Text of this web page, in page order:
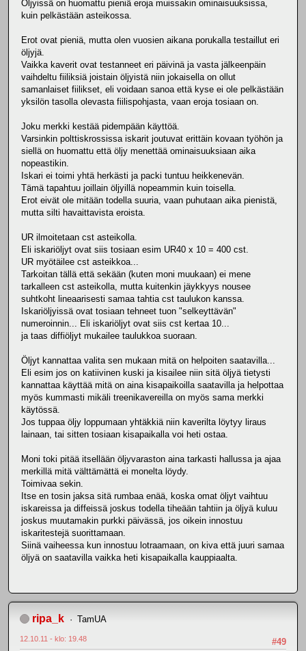
Öljyissä on huomattu pieniä eroja muissakin ominaisuuksissa,
kuin pelkästään asteikossa.
Erot ovat pieniä, mutta olen vuosien aikana porukalla testaillut eri
öljyjä.
Vaikka kaverit ovat testanneet eri päivinä ja vasta jälkeenpäin
vaihdeltu fiiliksiä joistain öljyistä niin jokaisella on ollut
samanlaiset fiilikset, eli voidaan sanoa että kyse ei ole pelkästään
yksilön tasolla olevasta fiilispohjasta, vaan eroja tosiaan on.
Joku merkki kestää pidempään käyttöä.
Varsinkin polttiskrossissa iskarit joutuvat erittäin kovaan työhön ja
siellä on huomattu että öljy menettää ominaisuuksiaan aika
nopeastikin.
Iskari ei toimi yhtä herkästi ja packi tuntuu heikkenevän.
Tämä tapahtuu joillain öljyillä nopeammin kuin toisella.
Erot eivät ole mitään todella suuria, vaan puhutaan aika pienistä,
mutta silti havaittavista eroista.
UR ilmoitetaan cst asteikolla.
Eli iskariöljyt ovat siis tosiaan esim UR40 x 10 = 400 cst.
UR myötäilee cst asteikkoa...
Tarkoitan tällä että sekään (kuten moni muukaan) ei mene
tarkalleen cst asteikolla, mutta kuitenkin jäykkyys nousee
suhtkoht lineaarisesti samaa tahtia cst taulukon kanssa.
Iskariöljyissä ovat tosiaan tehneet tuon "selkeyttävän"
numeroinnin... Eli iskariöljyt ovat siis cst kertaa 10...
ja taas diffiöljyt mukailee taulukkoa suoraan.
Öljyt kannattaa valita sen mukaan mitä on helpoiten saatavilla...
Eli esim jos on katiivinen kuski ja kisailee niin sitä öljyä tietysti
kannattaa käyttää mitä on aina kisapaikoilla saatavilla ja helpottaa
myös kummasti mikäli treenikavereilla on myös sama merkki
käytössä.
Jos tuppaa öljy loppumaan yhtäkkiä niin kaverilta löytyy liraus
lainaan, tai sitten tosiaan kisapaikalla voi heti ostaa.
Moni toki pitää itsellään öljyvaraston aina tarkasti hallussa ja ajaa
merkillä mitä välttämättä ei monelta löydy.
Toimivaa sekin.
Itse en tosin jaksa sitä rumbaa enää, koska omat öljyt vaihtuu
iskareissa ja diffeissä joskus todella tiheään tahtiin ja öljyä kuluu
joskus muutamakin purkki päivässä, jos oikein innostuu
iskaritestejä suorittamaan.
Siinä vaiheessa kun innostuu lotraamaan, on kiva että juuri samaa
öljyä on saatavilla vaikka heti kisapaikalla kauppiaalta.
ripa_k TamUA
#49
12.10.11 - klo: 19.48